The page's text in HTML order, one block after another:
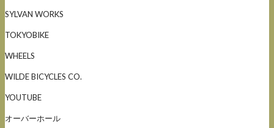
SYLVAN WORKS
TOKYOBIKE
WHEELS
WILDE BICYCLES CO.
YOUTUBE
オーバーホール